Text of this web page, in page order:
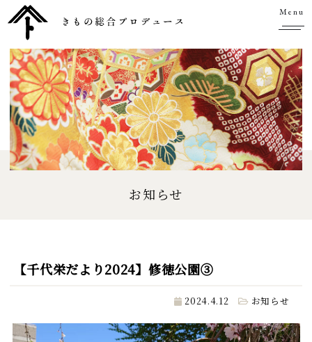
Menu
お知らせ
【千代栄だより2024】修徳公園③
2024.4.12 お知らせ